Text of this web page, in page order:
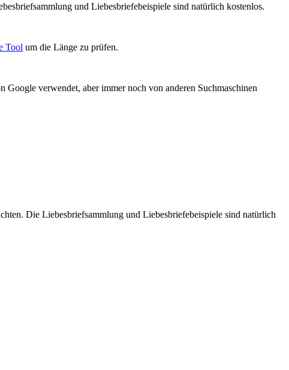
und Liebesbriefebeispiele sind natürlich kostenlos.
Tool um die Länge zu prüfen.
verwendet, aber immer noch von anderen Suchmaschinen
Die Liebesbriefsammlung und Liebesbriefebeispiele sind natürlich